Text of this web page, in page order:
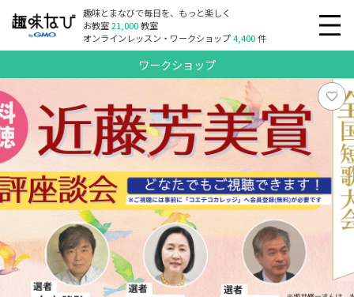
趣味とまなびで毎日を、もっと楽しく
お教室21,000教室
オンラインレッスン・ワークショップ4,400件
ワークショップ